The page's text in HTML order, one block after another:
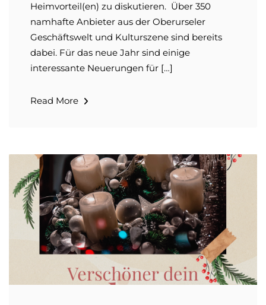
Heimvorteil(en) zu diskutieren. Über 350
namhafte Anbieter aus der Oberurseler
Geschäftswelt und Kulturszene sind bereits
dabei. Für das neue Jahr sind einige
interessante Neuerungen für […]
Read More